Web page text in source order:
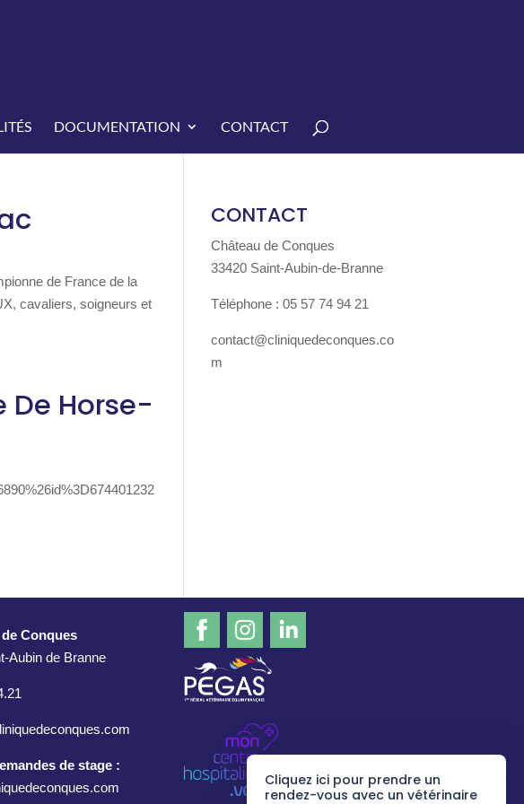
DOCUMENTATION CONTACT
de France de la
cavaliers, soigneurs et
Horse-
CONTACT
Château de Conques
33420 Saint-Aubin-de-Branne
Téléphone : 05 57 74 94 21
contact@cliniquedeconques.co
m
Conques
Aubin de Branne
de stage :
Cliquez ici pour prendre un
rendez-vous avec un vétérinaire